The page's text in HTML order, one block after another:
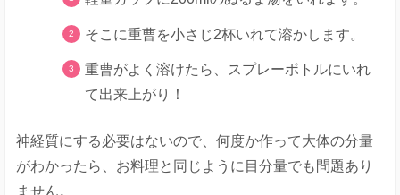
そこに重曹を小さじ2杯いれて溶かします。
重曹がよく溶けたら、スプレーボトルにいれ
て出来上がり！
神経質にする必要はないので、何度か作って大体の分量
がわかったら、お料理と同じように目分量でも問題あり
ません。